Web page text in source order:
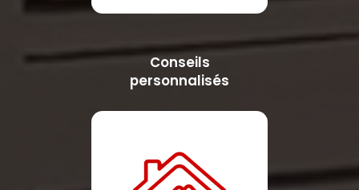
Conseils
personnalisés